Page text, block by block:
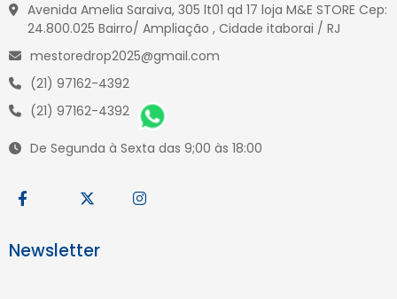
Avenida Amelia Saraiva, 305 lt01 qd 17 loja M&E STORE Cep:
24.800.025 Bairro/ Ampliação , Cidade itaborai / RJ
mestoredrop2025@gmail.com
(21) 97162-4392
(21) 97162-4392
De Segunda à Sexta das 9;00 às 18:00
Newsletter